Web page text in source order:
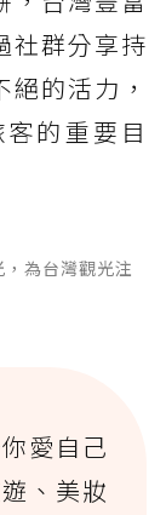
社群分享持
的活力，
的重要目
為台灣觀光注
愛自己
、美妝